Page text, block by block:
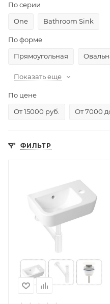
По серии
One
Bathroom Sink
По форме
Прямоугольная
Показать еще
По цене
От 15000 руб.
От 7000
ФИЛЬТР